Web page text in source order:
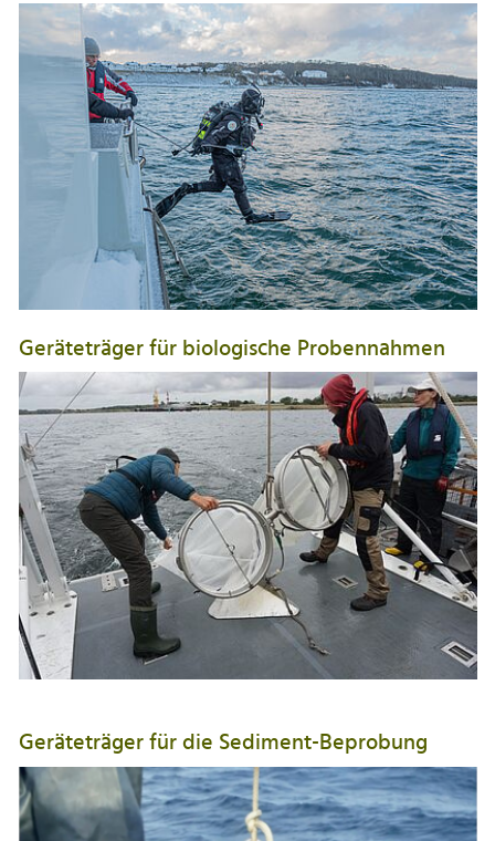
Geräteträger für biologische Probennahmen
Geräteträger für die Sediment-Beprobung